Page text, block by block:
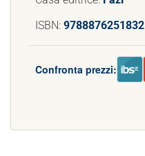
ISBN: 9788876251832
Confronta prezzi: